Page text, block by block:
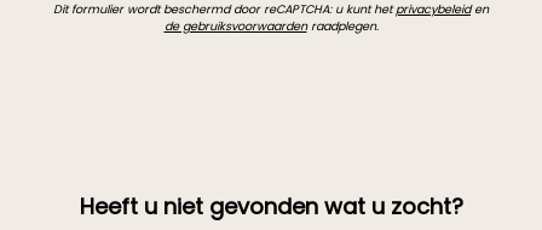
Dit formulier wordt beschermd door reCAPTCHA: u kunt hetprivacybeleiden
de gebruiksvoorwaardenraadplegen.
Heeft u niet gevonden wat u zocht?